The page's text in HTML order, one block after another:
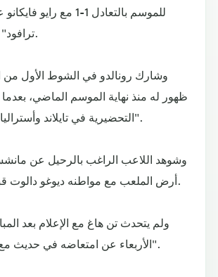
للموسم بالتعادل 1-1 مع
ترافود" في اليوم التالي.
وشارك رونالدو في الشوط الأول من
ظهور له منذ نهاية الموسم الماضي،
التحضيرية في تايلاند وأستراليا "لأسباب عائلية".
وشوهد اللاعب الراغب بالرحيل عن
أرض الملعب مع مواطنه ديوغو دالوت قبل نهاية المباراة.
ولم يتحدث تن هاغ مع الإعلام بعد
الأربعاء عن امتعاضه في حديث مع منصة "فِيابلاي".